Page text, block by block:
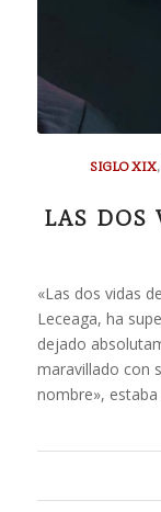
SIGLO XIX,
LAS DOS
«Las dos vidas
Leceaga, ha
dejado
maravillado con
nombre»,